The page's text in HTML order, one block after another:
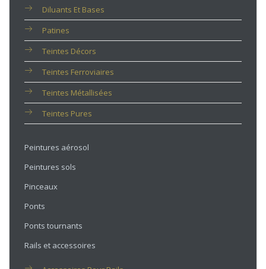
Diluants Et Bases
Patines
Teintes Décors
Teintes Ferroviaires
Teintes Métallisées
Teintes Pures
Peintures aérosol
Peintures sols
Pinceaux
Ponts
Ponts tournants
Rails et accessoires